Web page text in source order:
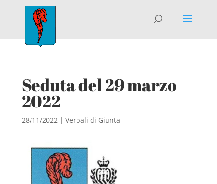
Seduta del 29 marzo
2022
28/11/2022| Verbali di Giunta